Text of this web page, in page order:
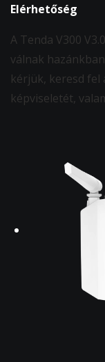
Elérhetőség
A Tenda V300
válnak
kérjük, keresd fel
képviseletét,